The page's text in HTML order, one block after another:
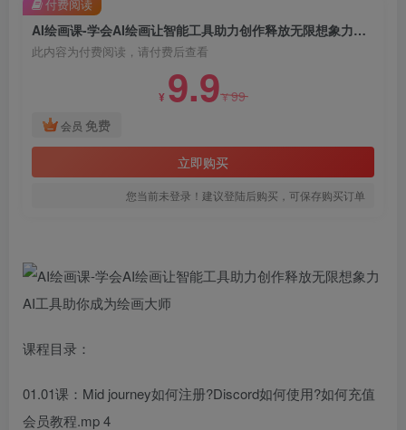
AI绘画课-学会AI绘画让智能工具助力创作释放无限想象力AI工具助你成为绘画大师
此内容为付费阅读，请付费后查看
¥ 9.9¥99
会员 免费
立即购买
您当前未登录！建议登陆后购买，可保存购买订单
付费阅读
课程目录：
01.01课：Mid journey如何注册?Discord如何使用?如何充值
会员教程.mp 4